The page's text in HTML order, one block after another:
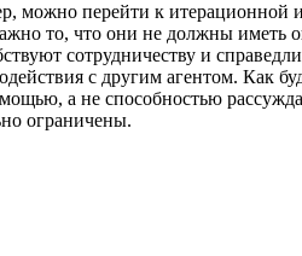
можно перейти к итерационной
то, что они не должны иметь
сотрудничеству и
с другим агентом. Как
а не способностью
ограничены.